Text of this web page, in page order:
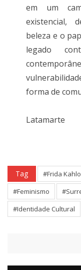
em um
existencial,
beleza e o
legado
forma de
Latamarte
Tag #Frida Kahlo
#Feminismo
#Identidade Cultural